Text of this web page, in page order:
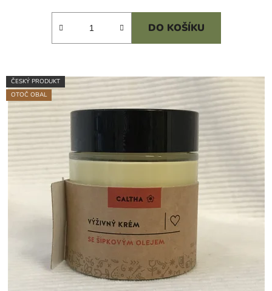
DO KOŠÍKU
ČESKÝ PRODUKT
OTOČ OBAL